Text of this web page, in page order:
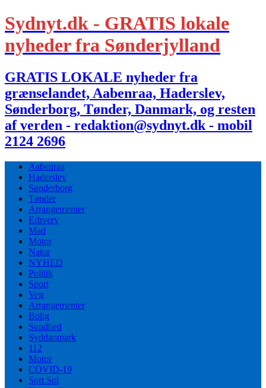
Sydnyt.dk - GRATIS lokale
nyheder fra Sønderjylland
GRATIS LOKALE nyheder fra
grænselandet, Aabenraa, Haderslev,
Sønderborg, Tønder, Danmark, og resten
af verden - redaktion@sydnyt.dk - mobil
2124 2696
Aabenraa
Haderslev
Sønderborg
Tønder
Arrangementer
Erhverv
Mad
Motor
Natur
NYHED
Politik
Sport
Vejr
Arrangementer
Bolig
Sundhed
Syddanmark
112
Motor
COVID-19
Sort Sol